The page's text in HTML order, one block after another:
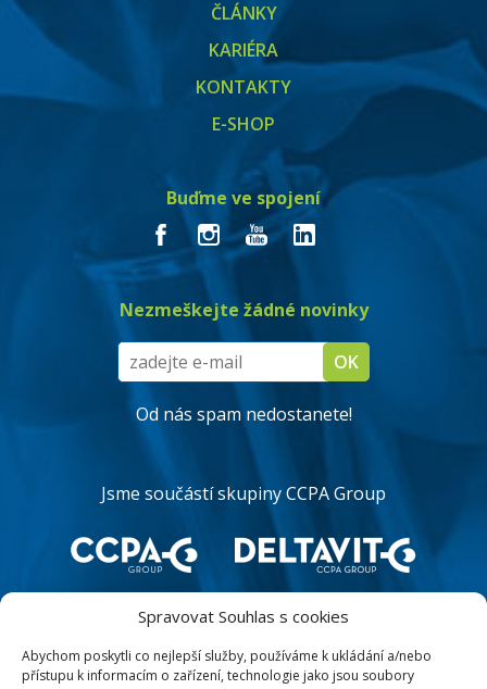
Spravovat Souhlas s cookies
Abychom poskytli co nejlepší služby, používáme k ukládání a/nebo
přístupu k informacím o zařízení, technologie jako jsou soubory
ČLÁNKY
KARIÉRA
KONTAKTY
E-SHOP
Buďme ve spojení
Nezmeškejte žádné novinky
Od nás spam nedostanete!
Jsme součástí skupiny CCPA Group